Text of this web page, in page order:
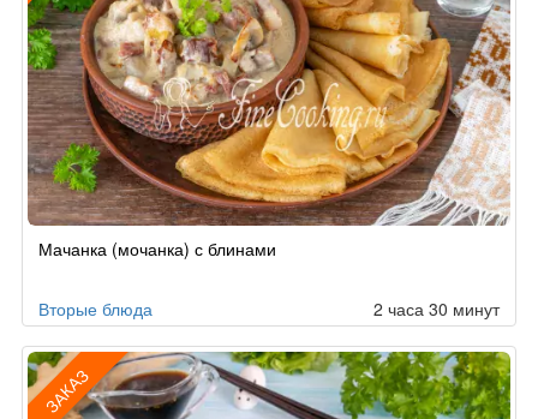
поМачанка (мочанка) с блинами
Вторые блюда 2 часа 30 минут
ЗАКАЗ